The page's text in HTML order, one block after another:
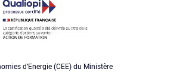
d’Energie (CEE) du Ministère